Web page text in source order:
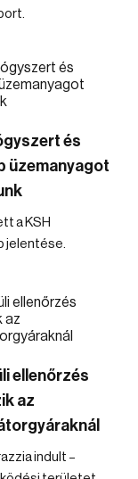
és
üzemanyagot
a KSH
jelentése.
ellenőrzés
az
indult –